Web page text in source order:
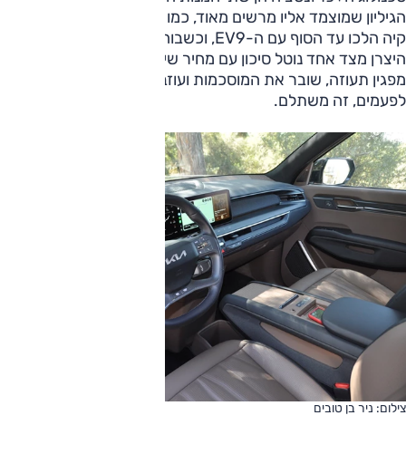
הגיליון שמוצמד אליו מרשים מאוד, כמו גם המידות הקרנפיות.
קיה הלכו עד הסוף עם ה-EV9, וכשבוחרים בגישה לא מתפשרת
היצרן מצד אחד נוטל סיכון עם מחיר שיצפין בחדות ומצד שני,
מפגין תעוזה, שובר את המוסכמות ועוזב את אזור הנוחות שלו.
לפעמים, זה משתלם.
צילום: ניר בן טובים